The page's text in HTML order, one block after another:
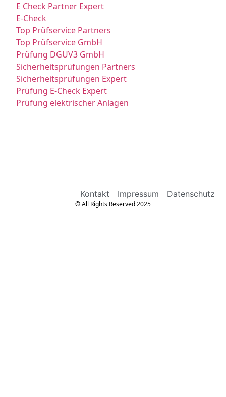
E Check Partner Expert
E-Check
Top Prüfservice Partners
Top Prüfservice GmbH
Prüfung DGUV3 GmbH
Sicherheitsprüfungen Partners
Sicherheitsprüfungen Expert
Prüfung E-Check Expert
Prüfung elektrischer Anlagen
Kontakt Impressum Datenschutz
© All Rights Reserved 2025